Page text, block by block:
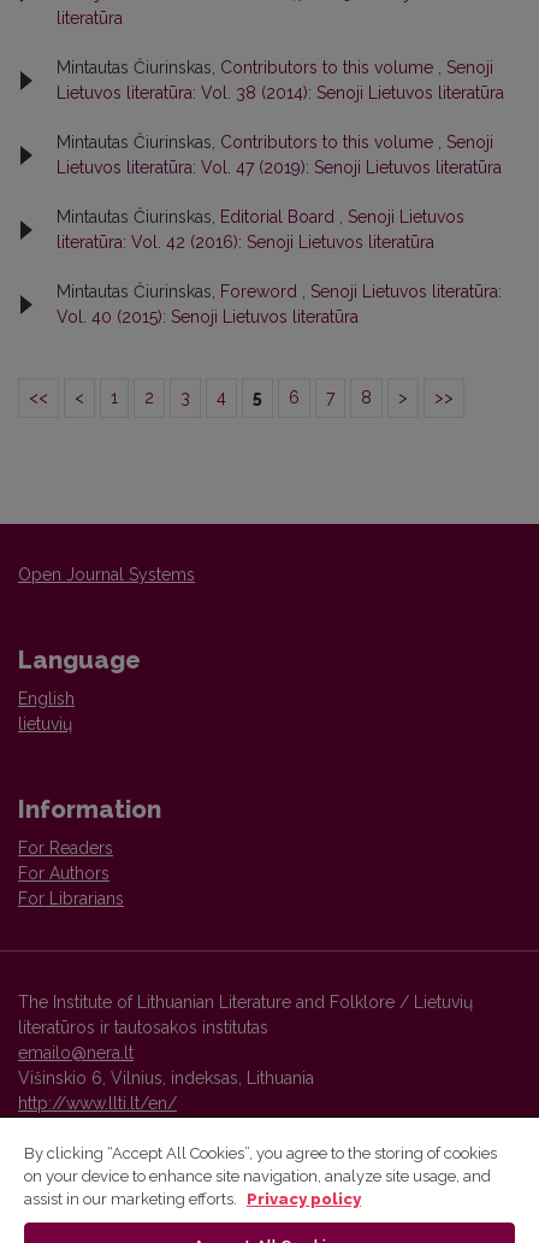
literatūra
Mintautas Čiurinskas, Contributors to this volume
Senoji
Lietuvos literatūra: Vol. 38 (2014): Senoji Lietuvos literatūra
Mintautas Čiurinskas, Contributors to this volume
Senoji
Lietuvos literatūra: Vol. 47 (2019): Senoji Lietuvos literatūra
Mintautas Čiurinskas, Editorial Board
Senoji Lietuvos
literatūra: Vol. 42 (2016): Senoji Lietuvos literatūra
Mintautas Čiurinskas, Foreword
Senoji Lietuvos literatūra:
Vol. 40 (2015): Senoji Lietuvos literatūra
<< < 1 2 3 4 5 6 7 8 > >>
Open Journal Systems
Language
English
lietuvių
Information
For Readers
For Authors
For Librarians
The Institute of Lithuanian Literature and Folklore / Lietuvių
literatūros ir tautosakos institutas
emailo@nera.lt
Višinskio 6, Vilnius, indeksas, Lithuania
http://www.llti.lt/en/
Vilnius University Press platform and metadata are distributed by
By clicking “Accept All Cookies”, you agree to the storing of cookies
on your device to enhance site navigation, analyze site usage, and
assist in our marketing efforts.
Privacy policy